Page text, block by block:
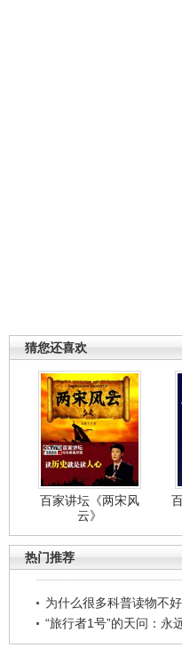
猜您还喜欢
百家讲坛《两宋风
云》
热门推荐
为什么很多科普读物不好
“旅行者1号”的天问：永